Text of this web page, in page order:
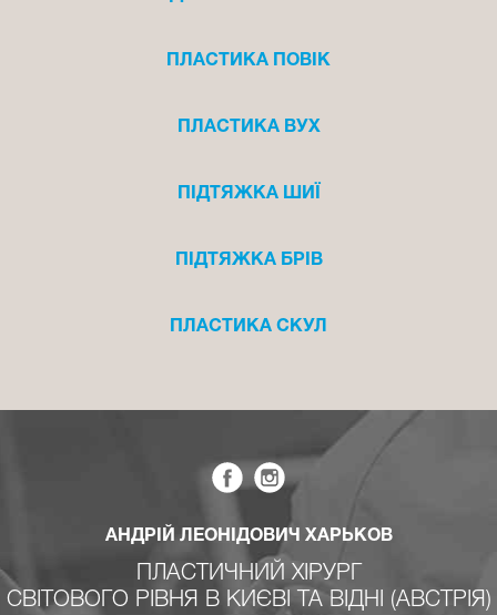
ПЛАСТИКА ПОВІК
ПЛАСТИКА ВУХ
ПІДТЯЖКА ШИЇ
ПІДТЯЖКА БРІВ
ПЛАСТИКА СКУЛ
АНДРІЙ ЛЕОНІДОВИЧ ХАРЬКОВ
ПЛАСТИЧНИЙ ХІРУРГ
СВІТОВОГО РІВНЯ В КИЄВІ ТА ВІДНІ (АВСТРІЯ)